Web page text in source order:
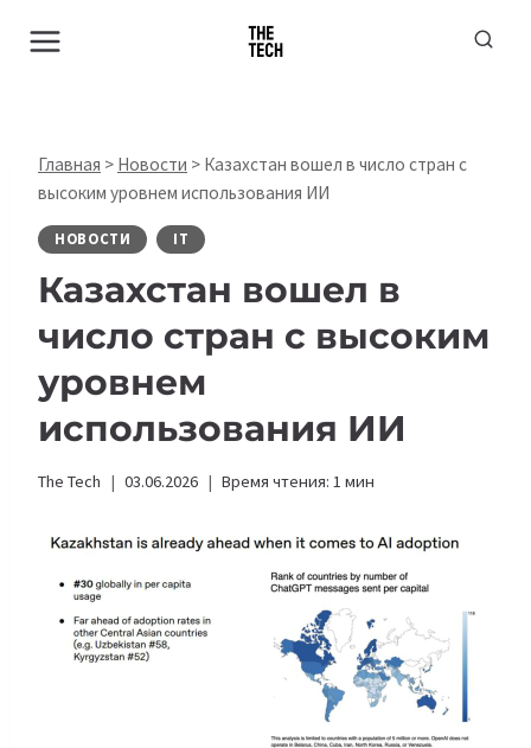
Главная > Новости > Казахстан вошел в число стран с
высоким уровнем использования ИИ
НОВОСТИ IT
Казахстан вошел в
число стран с высоким
уровнем
использования ИИ
The Tech 03.06.2026 Время чтения: 1 мин